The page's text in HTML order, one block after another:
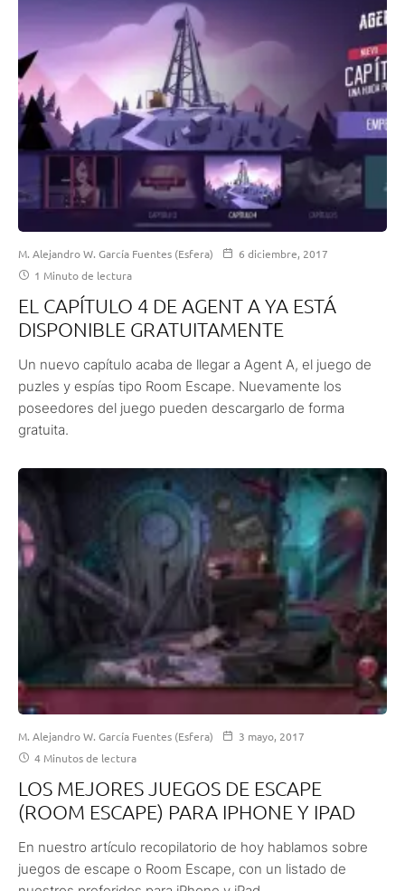
M. Alejandro W. García Fuentes (Esfera)
6 diciembre, 2017
1 Minuto de lectura
EL CAPÍTULO 4 DE AGENT A YA ESTÁ
DISPONIBLE GRATUITAMENTE
Un nuevo capítulo acaba de llegar a Agent A, el juego de
puzles y espías tipo Room Escape. Nuevamente los
poseedores del juego pueden descargarlo de forma
gratuita.
M. Alejandro W. García Fuentes (Esfera)
3 mayo, 2017
4 Minutos de lectura
LOS MEJORES JUEGOS DE ESCAPE
(ROOM ESCAPE) PARA IPHONE Y IPAD
En nuestro artículo recopilatorio de hoy hablamos sobre
juegos de escape o Room Escape, con un listado de